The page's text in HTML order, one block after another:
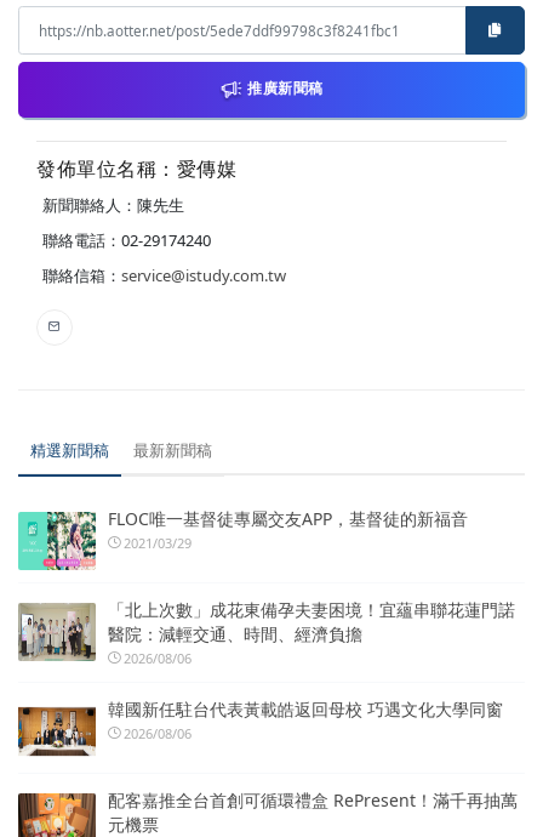
推廣新聞稿
發佈單位名稱：愛傳媒
新聞聯絡人：陳先生
聯絡電話：02-29174240
聯絡信箱： service@istudy.com.tw
精選新聞稿 最新新聞稿
FLOC唯一基督徒專屬交友APP，基督徒的新福音
2021/03/29
「北上次數」成花東備孕夫妻困境！宜蘊串聯花蓮門諾
醫院：減輕交通、時間、經濟負擔
2026/08/06
韓國新任駐台代表黃載皓返回母校 巧遇文化大學同窗
2026/08/06
配客嘉推全台首創可循環禮盒 RePresent！滿千再抽萬
元機票